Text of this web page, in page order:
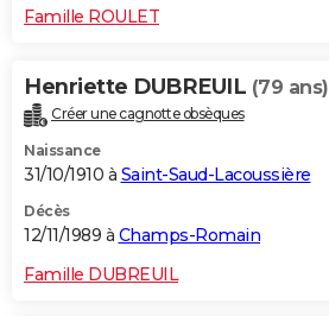
Famille ROULET
Henriette DUBREUIL (79 ans)
Créer une cagnotte obsèques
Naissance
31/10/1910 à Saint-Saud-Lacoussière
Décès
12/11/1989 à Champs-Romain
Famille DUBREUIL